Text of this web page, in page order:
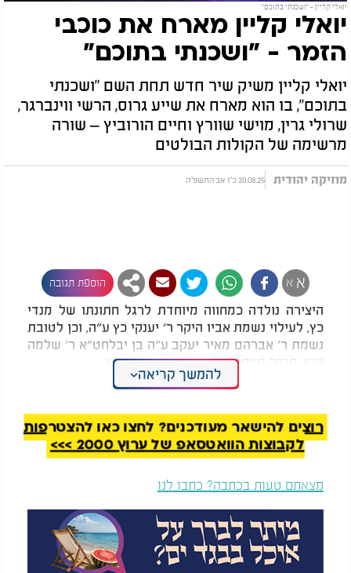
יואלי קליין – "ושכנתי בתוכם"
יואלי קליין מארח את כוכבי
הזמר - "ושכנתי בתוכם"
יואלי קליין משיק שיר חדש תחת השם "ושכנתי
בתוכם", בו הוא מארח את שייע גרוס, הרשי ווינברגר,
שרולי גרין, מוישי שוורץ וחיים הורוביץ – שורה
מרשימה של הקולות הבולטים
מוזיקה יהודית 20.08.25 כ"ו אב התשפ"ה
א א הוספת תגובה
היצירה נולדה כמחווה מיוחדת לרגל חתונתו של מנדי
כץ, לעילוי נשמת אביו היקר ר׳ יענקי כץ ע״ה, וכן לטובת
נשמת ר׳ אברהם מאיר יעקב ע״ה בן יבלחט״א ר׳ שלמה
הי״ו. תודה מיוחדת לאברהם יצחק שידלא
להמשך קריאה
רוצים להישאר מעודכנים? לחצו כאן להצטרפות
לקבוצות הוואטסאפ של ערוץ 2000 >>>
מצאתם טעות בכתבה? כתבו לנו